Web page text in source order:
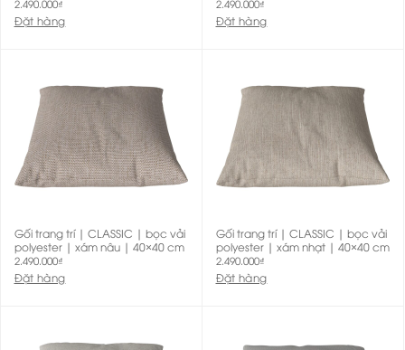
2.490.000₫
Đặt hàng
2.490.000₫
Đặt hàng
Gối trang trí | CLASSIC | bọc vải
polyester | xám nâu | 40×40 cm
2.490.000₫
Đặt hàng
Gối trang trí | CLASSIC | bọc vải
polyester | xám nhạt | 40×40 cm
2.490.000₫
Đặt hàng